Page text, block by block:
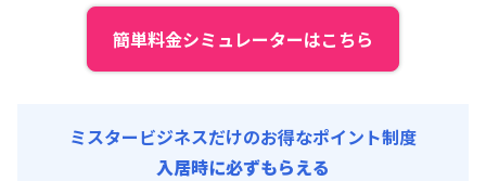
事務手数料 : 3,000円/回 (税抜)
簡単料金シミュレーターはこちら
ミスタービジネスだけのお得なポイント制度
入居時に必ずもらえる